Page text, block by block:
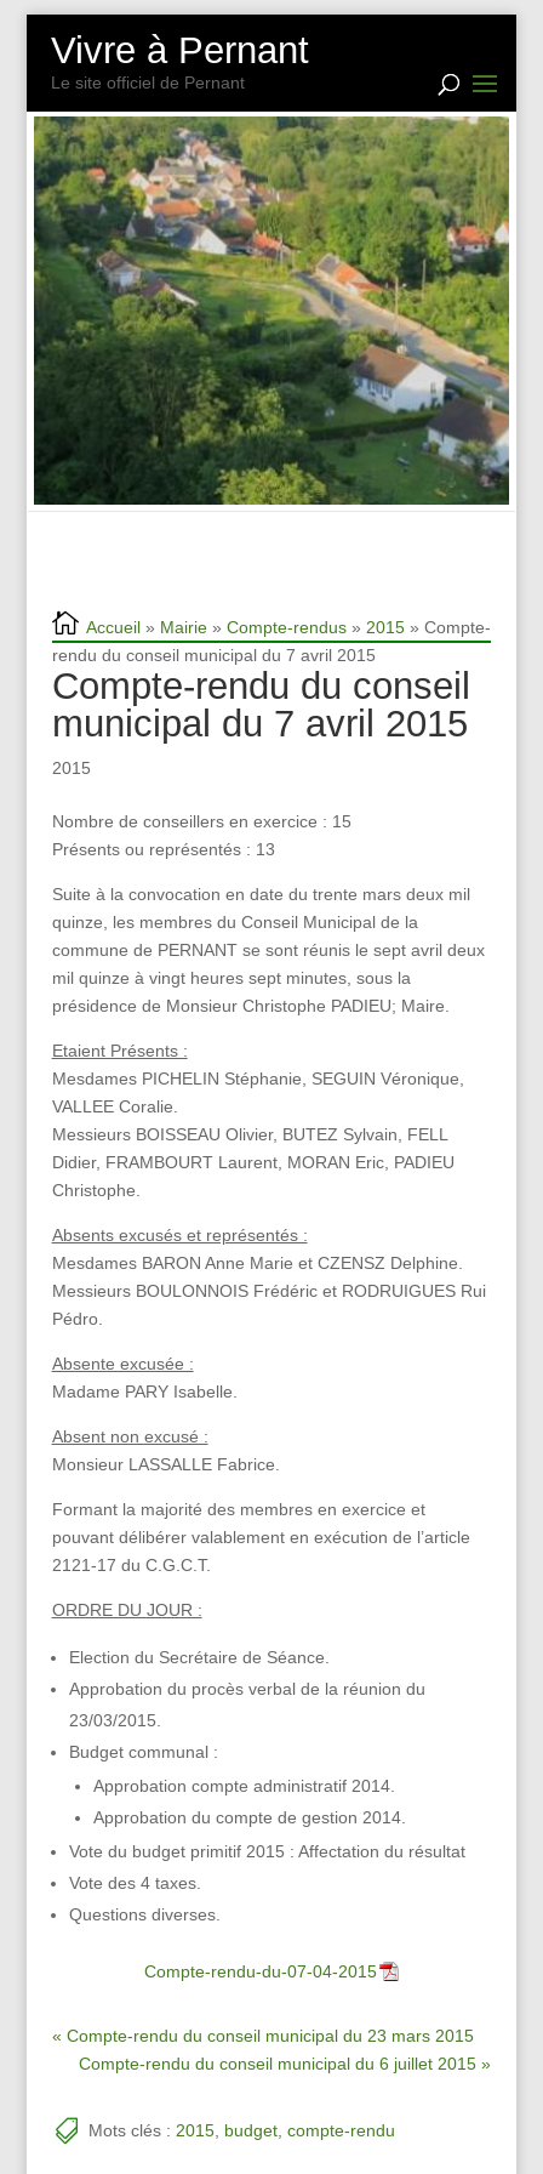
Vivre à Pernant
Le site officiel de Pernant
Accueil» Mairie» Compte-rendus» 2015» Compte-
rendu du conseil municipal du 7 avril 2015
Compte-rendu du conseil
municipal du 7 avril 2015
2015
Nombre de conseillers en exercice : 15
Présents ou représentés : 13
Suite à la convocation en date du trente mars deux mil
quinze, les membres du Conseil Municipal de la
commune de PERNANT se sont réunis le sept avril deux
mil quinze à vingt heures sept minutes, sous la
présidence de Monsieur Christophe PADIEU; Maire.
Etaient Présents :
Mesdames PICHELIN Stéphanie, SEGUIN Véronique,
VALLEE Coralie.
Messieurs BOISSEAU Olivier, BUTEZ Sylvain, FELL
Didier, FRAMBOURT Laurent, MORAN Eric, PADIEU
Christophe.
Absents excusés et représentés :
Mesdames BARON Anne Marie et CZENSZ Delphine.
Messieurs BOULONNOIS Frédéric et RODRUIGUES Rui
Pédro.
Absente excusée :
Madame PARY Isabelle.
Absent non excusé :
Monsieur LASSALLE Fabrice.
Formant la majorité des membres en exercice et
pouvant délibérer valablement en exécution de l’article
2121-17 du C.G.C.T.
ORDRE DU JOUR :
Election du Secrétaire de Séance.
Approbation du procès verbal de la réunion du
23/03/2015.
Budget communal :
Approbation compte administratif 2014.
Approbation du compte de gestion 2014.
Vote du budget primitif 2015 : Affectation du résultat
Vote des 4 taxes.
Questions diverses.
Compte-rendu-du-07-04-2015
« Compte-rendu du conseil municipal du 23 mars 2015
Compte-rendu du conseil municipal du 6 juillet 2015 »
Mots clés : 2015, budget, compte-rendu